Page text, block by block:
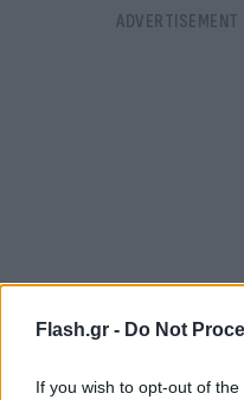
Flash.gr - Do Not
If you wish to opt-out of